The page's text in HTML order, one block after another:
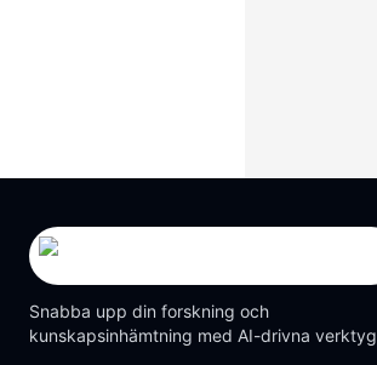
Snabba upp din forskning och
kunskapsinhämtning med AI-drivna verktyg